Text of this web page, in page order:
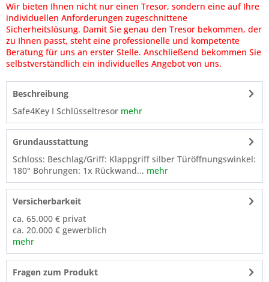
Wir bieten Ihnen nicht nur einen Tresor, sondern eine auf Ihre
individuellen Anforderungen zugeschnittene
Sicherheitslösung. Damit Sie genau den Tresor bekommen, der
zu Ihnen passt, steht eine professionelle und kompetente
Beratung für uns an erster Stelle. Anschließend bekommen Sie
selbstverständlich ein individuelles Angebot von uns.
Beschreibung
Safe4Key I Schlüsseltresor mehr
Grundausstattung
Schloss: Beschlag/Griff: Klappgriff silber Türöffnungswinkel:
180° Bohrungen: 1x Rückwand... mehr
Versicherbarkeit
ca. 65.000 € privat
ca. 20.000 € gewerblich
mehr
Fragen zum Produkt